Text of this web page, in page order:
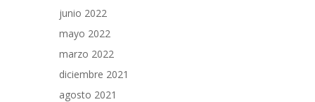
junio 2022
mayo 2022
marzo 2022
diciembre 2021
agosto 2021